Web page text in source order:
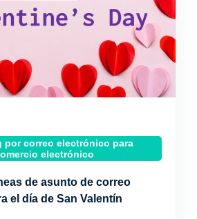
por correo electrónico para
electrónico
de asunto de correo
el día de San Valentín